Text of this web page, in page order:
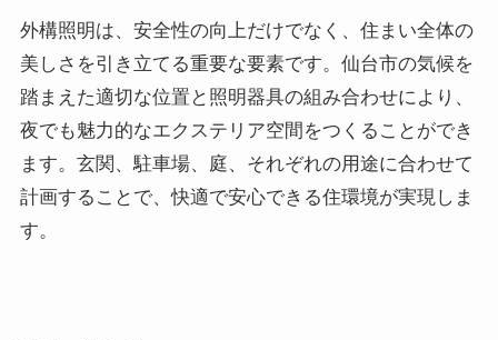
外構照明は、安全性の向上だけでなく、住まい全体の
美しさを引き立てる重要な要素です。仙台市の気候を
踏まえた適切な位置と照明器具の組み合わせにより、
夜でも魅力的なエクステリア空間をつくることができ
ます。玄関、駐車場、庭、それぞれの用途に合わせて
計画することで、快適で安心できる住環境が実現しま
す。